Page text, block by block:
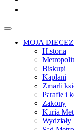
MOJA
Historia
Biskupi
Kapłani
Zmarli
Parafie i
Zakony
Kuria